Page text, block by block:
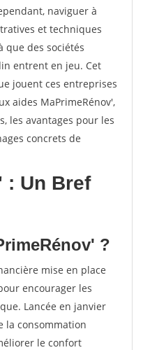
naviguer à
et techniques
que des sociétés
entrent en jeu. Cet
jouent ces entreprises
aides MaPrimeRénov',
les avantages pour les
concrets de
: Un Bref
?
mise en place
encourager les
Lancée en janvier
la consommation
le confort